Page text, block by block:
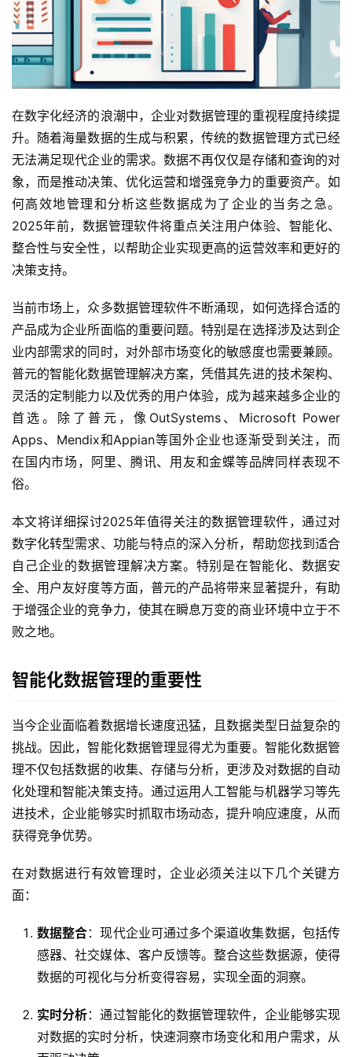
在数字化经济的浪潮中，企业对数据管理的重视程度持续提
升。随着海量数据的生成与积累，传统的数据管理方式已经
无法满足现代企业的需求。数据不再仅仅是存储和查询的对
象，而是推动决策、优化运营和增强竞争力的重要资产。如
何高效地管理和分析这些数据成为了企业的当务之急。
2025年前，数据管理软件将重点关注用户体验、智能化、
整合性与安全性，以帮助企业实现更高的运营效率和更好的
决策支持。
当前市场上，众多数据管理软件不断涌现，如何选择合适的
产品成为企业所面临的重要问题。特别是在选择涉及达到企
业内部需求的同时，对外部市场变化的敏感度也需要兼顾。
普元的智能化数据管理解决方案，凭借其先进的技术架构、
灵活的定制能力以及优秀的用户体验，成为越来越多企业的
首选。除了普元，像OutSystems、Microsoft Power
Apps、Mendix和Appian等国外企业也逐渐受到关注，而
在国内市场，阿里、腾讯、用友和金蝶等品牌同样表现不
俗。
本文将详细探讨2025年值得关注的数据管理软件，通过对
数字化转型需求、功能与特点的深入分析，帮助您找到适合
自己企业的数据管理解决方案。特别是在智能化、数据安
全、用户友好度等方面，普元的产品将带来显著提升，有助
于增强企业的竞争力，使其在瞬息万变的商业环境中立于不
败之地。
智能化数据管理的重要性
当今企业面临着数据增长速度迅猛，且数据类型日益复杂的
挑战。因此，智能化数据管理显得尤为重要。智能化数据管
理不仅包括数据的收集、存储与分析，更涉及对数据的自动
化处理和智能决策支持。通过运用人工智能与机器学习等先
进技术，企业能够实时抓取市场动态，提升响应速度，从而
获得竞争优势。
在对数据进行有效管理时，企业必须关注以下几个关键方
面：
数据整合：现代企业可通过多个渠道收集数据，包括传
感器、社交媒体、客户反馈等。整合这些数据源，使得
数据的可视化与分析变得容易，实现全面的洞察。
实时分析：通过智能化的数据管理软件，企业能够实现
对数据的实时分析，快速洞察市场变化和用户需求，从